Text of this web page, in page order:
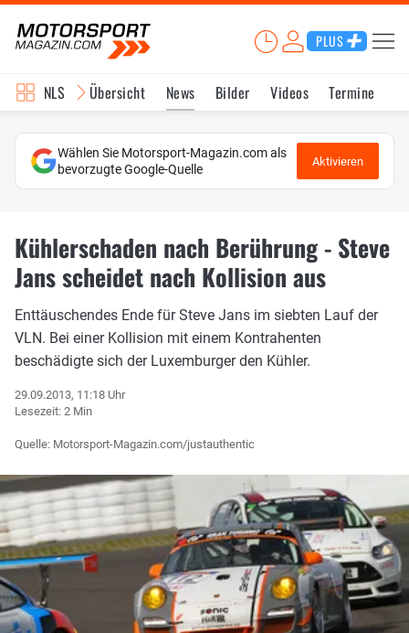
PLUS
NLS Übersicht News Bilder Videos Termine
Wählen Sie Motorsport-Magazin.com als
bevorzugte Google-Quelle
Aktivieren
Kühlerschaden nach Berührung - Steve
Jans scheidet nach Kollision aus
Enttäuschendes Ende für Steve Jans im siebten Lauf der
VLN. Bei einer Kollision mit einem Kontrahenten
beschädigte sich der Luxemburger den Kühler.
29.09.2013, 11:18 Uhr
Lesezeit: 2 Min
Quelle: Motorsport-Magazin.com/justauthentic